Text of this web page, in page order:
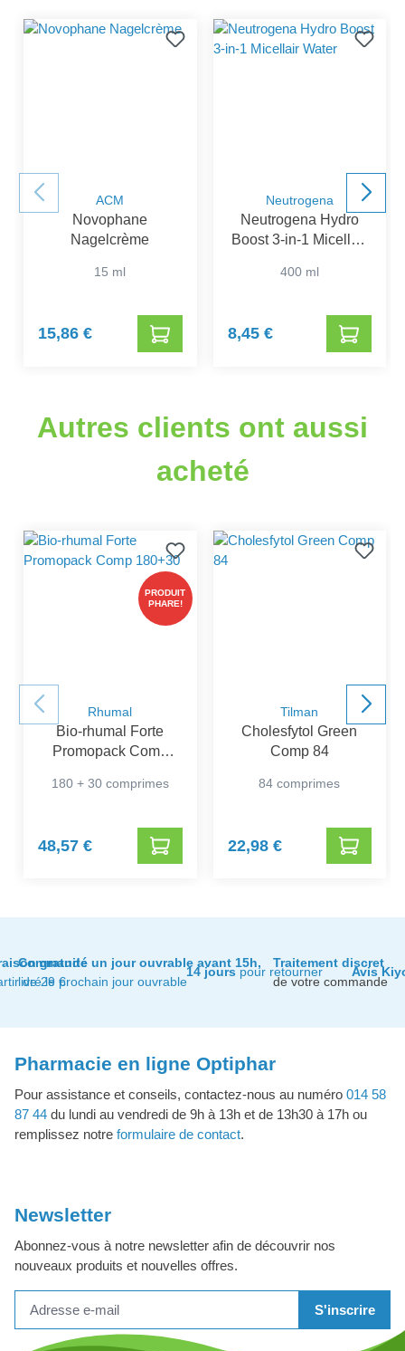
ACM
Novophane
Nagelcrème
15 ml
15,86 €
Neutrogena
Neutrogena Hydro
Boost 3-in-1 Micellair
400 ml
8,45 €
Autres clients ont aussi
acheté
PRODUIT
PHARE!
Rhumal
Bio-rhumal Forte
Promopack Comp
180 + 30 comprimes
48,57 €
Tilman
Cholesfytol Green
Comp 84
84 comprimes
22,98 €
gratuite
de 29 €
Commandé un jour ouvrable avant 15h,
livré le prochain jour ouvrable
14 jourspour retourner
Traitement discret
de votre commande
Avis
Pharmacie en ligne Optiphar
Pour assistance et conseils, contactez-nous au numéro 014 58
87 44 du lundi au vendredi de 9h à 13h et de 13h30 à 17h ou
remplissez notre formulaire de contact.
Newsletter
Abonnez-vous à notre newsletter afin de découvrir nos
nouveaux produits et nouvelles offres.
S'inscrire